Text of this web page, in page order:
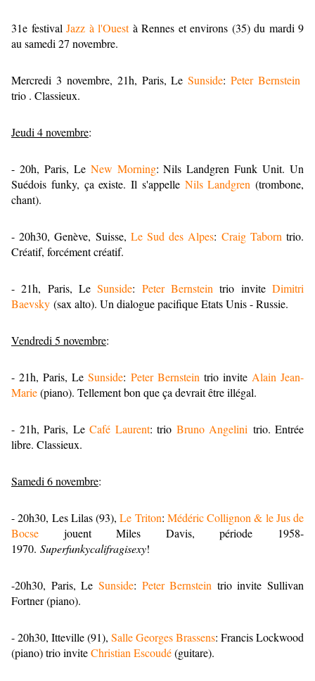
31e festival Jazz à l'Ouestà Rennes et environs (35) du mardi 9
au samedi 27 novembre.
Mercredi 3 novembre, 21h, Paris, LeSunside:Peter Bernstein
trio . Classieux.
Jeudi 4 novembre:
- 20h, Paris, Le New Morning: Nils Landgren Funk Unit. Un
Suédois funky, ça existe. Il s'appelle Nils Landgren (trombone,
chant).
- 20h30, Genève, Suisse, Le Sud des Alpes: Craig Taborn trio.
Créatif, forcément créatif.
- 21h, Paris, LeSunside: Peter Bernstein trio inviteDimitri
Baevsky (sax alto). Un dialogue pacifique Etats Unis - Russie.
Vendredi 5 novembre:
- 21h, Paris, LeSunside: Peter Bernstein trio invite Alain Jean-
Marie(piano). Tellement bon que ça devrait être illégal.
- 21h, Paris, Le Café Laurent: trio Bruno Angelini trio. Entrée
libre. Classieux.
Samedi 6 novembre:
- 20h30, Les Lilas (93),Le Triton: Médéric Collignon & le Jus de
Bocse jouent Miles Davis, période 1958-
1970. Superfunkycalifragisexy!
-20h30, Paris, Le Sunside: Peter Bernstein trio invite Sullivan
Fortner (piano).
- 20h30, Itteville (91), Salle Georges Brassens: Francis Lockwood
(piano) trio inviteChristian Escoudé(guitare).